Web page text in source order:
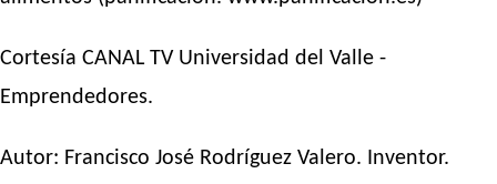
Cortesía CANAL TV Universidad del Valle -
Emprendedores.
Autor: Francisco José Rodríguez Valero. Inventor.